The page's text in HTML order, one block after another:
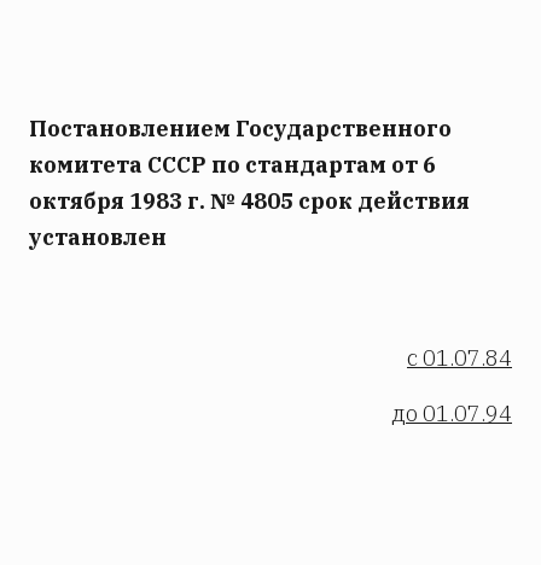
Постановлением Государственного
комитета СССР по стандартам от 6
октября 1983 г. № 4805 срок действия
установлен
с 01.07.84
до 01.07.94